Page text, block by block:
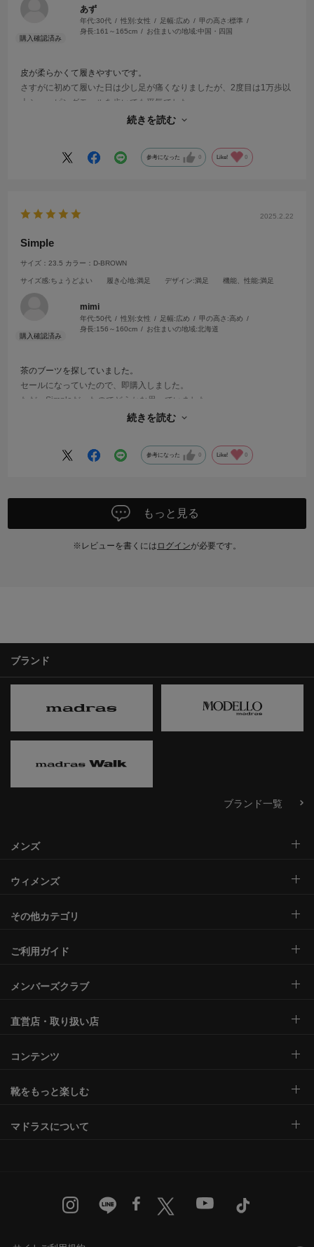
あず
年代:30代 性別:女性 足幅:広め 甲の高さ:標準
身長:161～165cm お住まいの地域:中国・四国
皮が柔らかくて履きやすいです。
さすがに初めて履いた日は少し足が痛くなりましたが、2度目は1万歩以
上ショッピングモールを歩いても平気でした。
続きを読む
参考になった 0 Like! 0
2025.2.22
Simple
サイズ：23.5 カラー：D-BROWN
サイズ感:ちょうどよい 履き心地:満足 デザイン:満足 機能、性能:満足
mimi
年代:50代 性別:女性 足幅:広め 甲の高さ:高め
身長:156～160cm お住まいの地域:北海道
茶のブーツを探していました。
セールになっていたので、即購入しました。
ただ、Simpleだったのでどうかな思っていました。
履いたら、Simpleが一番だなと思いました。
続きを読む
参考になった 0 Like! 0
もっと見る
※レビューを書くには ログインが必要です。
ブランド
ブランド一覧
メンズ
ウィメンズ
その他カテゴリ
ご利用ガイド
メンバーズクラブ
直営店・取り扱い店
コンテンツ
靴をもっと楽しむ
マドラスについて